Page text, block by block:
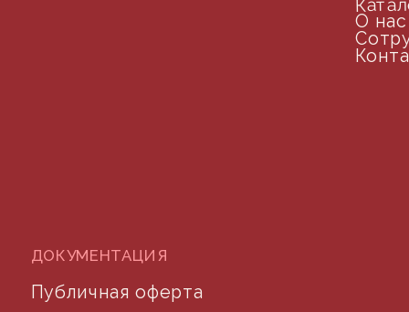
©2024 desidom. Все права защищены